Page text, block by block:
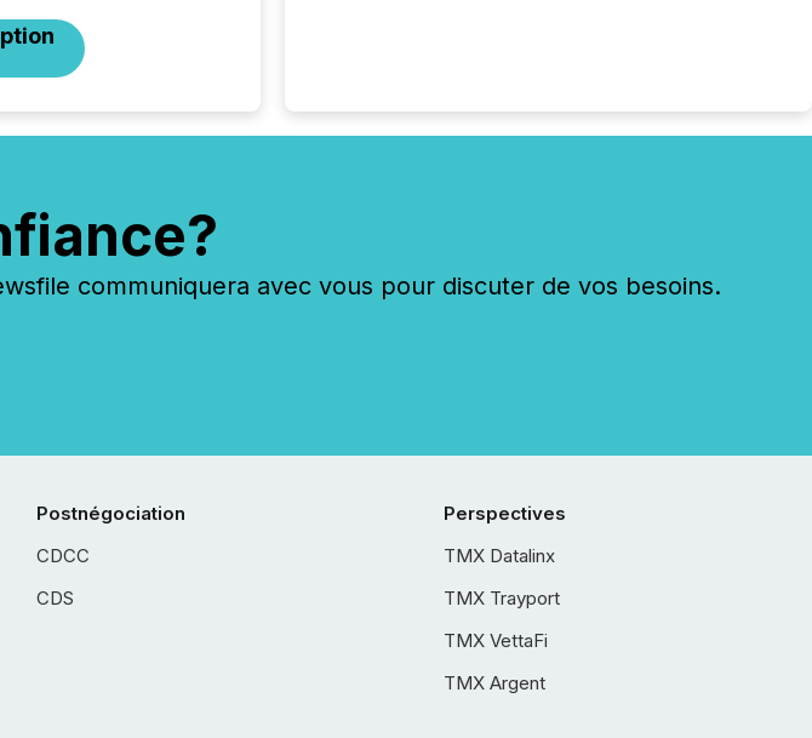
communiquera avec vous pour discuter de vos besoins.
Postnégociation
CDCC
CDS
Perspectives
TMX Datalinx
TMX Trayport
TMX VettaFi
TMX Argent